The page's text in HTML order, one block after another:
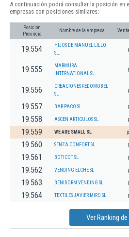
A continuación podrá consultar la posición en
empresas con posiciones similares:
Posición
Provincia
Nombre de la empresa
19.554
HIJOS DE MANUEL LILLO
SL.
19.555
MARMURA
INTERNATIONAL SL
19.556
CREACIONES REDOMOBEL
SL
19.557 BAR PACO SL
19.558 ASCEN ARTICULOS SL
19.559 WE ARE SMALL SL
19.560 SENZA CONFORT SL.
19.561 BOTICOT SL
19.562 VENDING ELCHE SL
19.563 BENIDORM VENDING SL
19.564 TEXTILES JAVIER MIRO SL.
Ver Ranking